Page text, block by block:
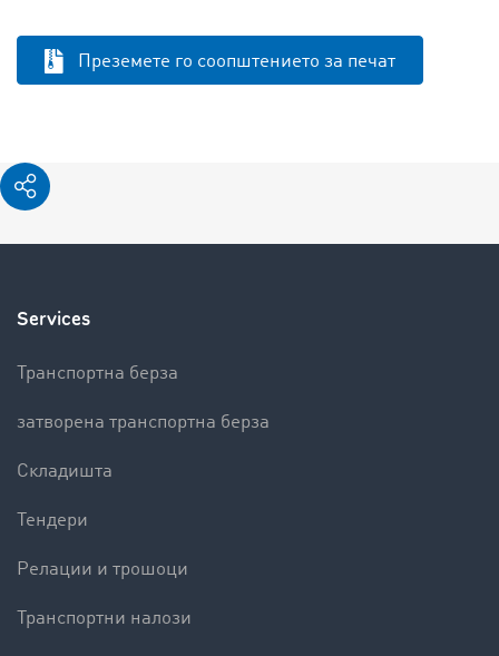
Преземете го соопштението за печат
Services
Транспортна берза
затворена транспортна берза
Складишта
Тендери
Релации и трошоци
Транспортни налози